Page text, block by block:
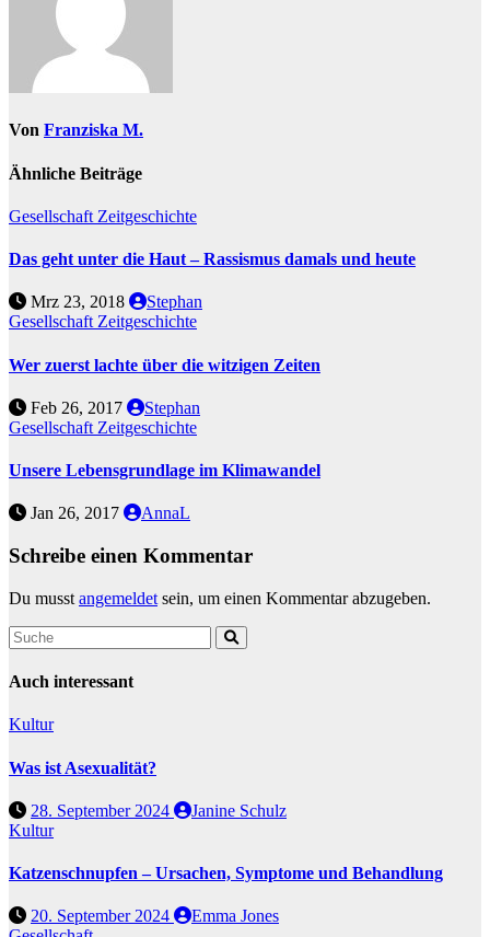
Von Franziska M.
Ähnliche Beiträge
Gesellschaft Zeitgeschichte
Das geht unter die Haut – Rassismus damals und heute
Mrz 23, 2018
Stephan
Gesellschaft Zeitgeschichte
Wer zuerst lachte über die witzigen Zeiten
Feb 26, 2017
Stephan
Gesellschaft Zeitgeschichte
Unsere Lebensgrundlage im Klimawandel
Jan 26, 2017 AnnaL
Schreibe einen Kommentar
Du musst angemeldet sein, um einen Kommentar abzugeben.
Auch interessant
Kultur
Was ist Asexualität?
28. September 2024
Janine Schulz
Kultur
Katzenschnupfen – Ursachen, Symptome und Behandlung
20. September 2024
Emma Jones